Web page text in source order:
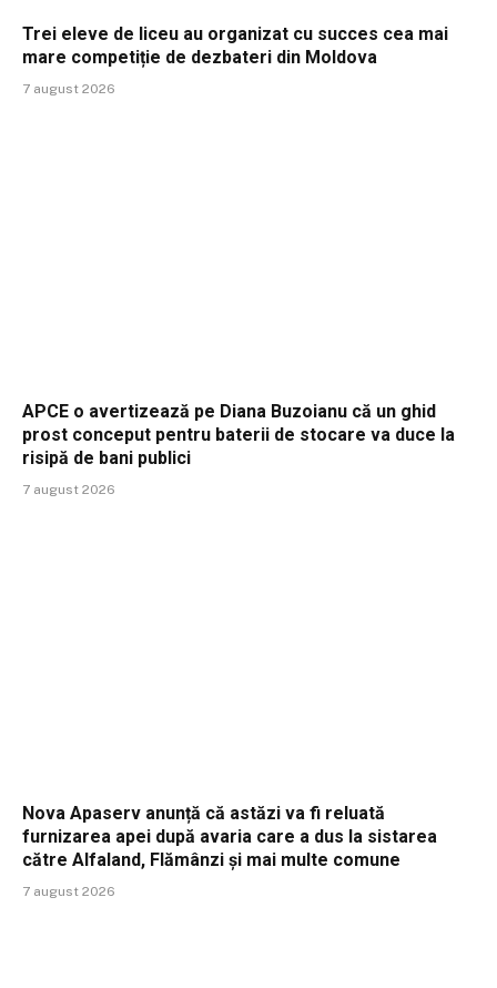
Trei eleve de liceu au organizat cu succes cea mai
mare competiție de dezbateri din Moldova
7 august 2026
APCE o avertizează pe Diana Buzoianu că un ghid
prost conceput pentru baterii de stocare va duce la
risipă de bani publici
7 august 2026
Nova Apaserv anunță că astăzi va fi reluată
furnizarea apei după avaria care a dus la sistarea
către Alfaland, Flămânzi și mai multe comune
7 august 2026